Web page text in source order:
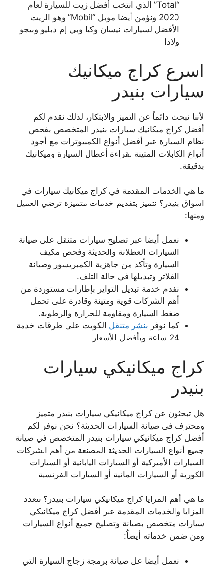
“Total” الذي انتخب أفضل زيت للسيارة لعام
2020 ونؤمن أيضا موبل “Mobil” وهو الزيت
الأفضل لسيارات نيسان وكيا وبي إم دبليو وبيجو
ولادا
اسرع كراج ميكانيك
سيارات بنيدر
لأننا نبحث دائماً عن التميز والابتكار، لذلك نقدم لكم
أفضل كراج ميكانيك سيارات بنيدر المتخصص بفحص
نظام السيارة عبر أفضل أنواع الكمبيوترات مع أجود
أنواع الكابلات المتينة لقراءة أعطال السيارة وميكانيك
بدقيقة.
ما هي الخدمات المقدمة في كراج ميكانيك سيارات في
اسواق بنيدر؟ نتميز بتقديم خدمات متميزة ترضي العميل
ومنها:
نعمل أيضا عبر تصليح سيارات متنقل على صيانة
السيارات العطلانة والحديثة وفحص مكيف
السيارة وتأكد من جاهزية الكمبريسور وصيانة
الفلاتر وتبديلها في حالة التلف.
نقدم خدمة تبديل التواير بإطارات مستوردة من
أهم الشركات قوية ومتينة وقادرة على تحمل
ضغط السيارة ومقاومة للحرارة والرطوبة.
كما نوفر بنشر متنقل الكويت على طرقات خدمة
24 ساعة وبأفضل الأسعار
كراج ميكانيكي سيارات
بنيدر
هل تبحثون عن كراج ميكانيكي سيارات بنيدر متميز
ومحترف في صيانة السيارات الحديثة؟ نحن نوفر لكم
أفضل كراج ميكانيكي سيارات بنيدر المتخصص في صيانة
جميع أنواع السيارات الحديثة المصنعة من أهم الشركات
السيارات الأميركية أو السيارات اليابانية أو السيارات
الكورية أو السيارات المانية أو السيارات الفرنسية
ما هي أهم المزايا كراج ميكانيكي سيارات بنيدر؟ تتعدد
المزايا والخدمات المقدمة عبر أفضل كراج ميكانيكي
سيارات متخصص بصيانة وتصليح جميع أنواع السيارات
ومن ضمن خدماته أيضاُ:
نعمل أيضا عل صيانة برمجة زجاج السيارة التي